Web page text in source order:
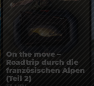
On the move –
Roadtrip durch die
französischen Alpen
(Teil 2)